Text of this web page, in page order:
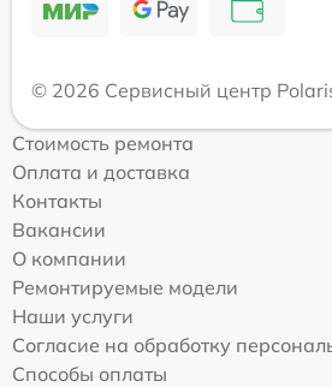
© 2026 Сервисный центр
Стоимость ремонта
Оплата и доставка
Контакты
Вакансии
О компании
Ремонтируемые модели
Наши услуги
Согласие на обработку
Способы оплаты